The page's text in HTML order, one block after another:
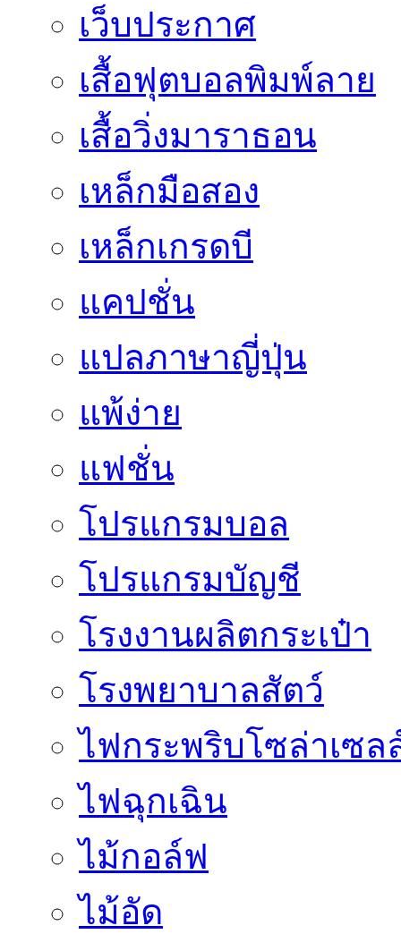
เว็บประกาศ
เสื้อฟุตบอลพิมพ์ลาย
เสื้อวิ่งมาราธอน
เหล็กมือสอง
เหล็กเกรดบี
แคปชั่น
แปลภาษาญี่ปุ่น
แพ้ง่าย
แฟชั่น
โปรแกรมบอล
โปรแกรมบัญชี
โรงงานผลิตกระเป๋า
โรงพยาบาลสัตว์
ไฟกระพริบโซล่าเซล
ไฟฉุกเฉิน
ไม้กอล์ฟ
ไม้อัด